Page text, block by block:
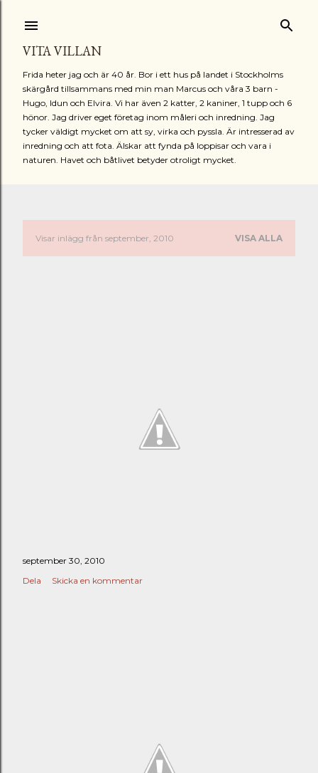
VITA VILLAN
Frida heter jag och är 40 år. Bor i ett hus på landet i Stockholms
skärgård tillsammans med min man Marcus och våra 3 barn -
Hugo, Idun och Elvira. Vi har även 2 katter, 2 kaniner, 1 tupp och 6
hönor. Jag driver eget företag inom måleri och inredning. Jag
tycker väldigt mycket om att sy, virka och pyssla. Är intresserad av
inredning och att fota. Älskar att fynda på loppisar och vara i
naturen. Havet och båtlivet betyder otroligt mycket.
I Visar inlägg från september, 2010 VISA ALLA
september 30, 2010
Dela
Skicka en kommentar